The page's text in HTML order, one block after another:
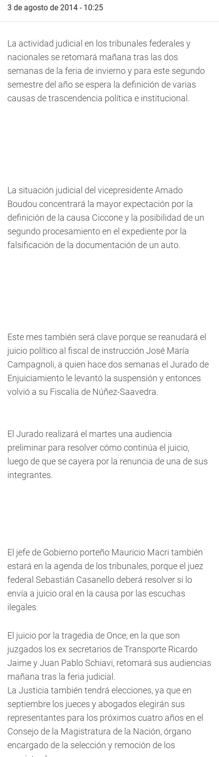
3 de agosto de 2014 - 10:25
La actividad judicial en los tribunales federales y
nacionales se retomará mañana tras las dos
semanas de la feria de invierno y para este segundo
semestre del año se espera la definición de varias
causas de trascendencia política e institucional.
La situación judicial del vicepresidente Amado
Boudou concentrará la mayor expectación por la
definición de la causa Ciccone y la posibilidad de un
segundo procesamiento en el expediente por la
falsificación de la documentación de un auto.
Este mes también será clave porque se reanudará el
juicio político al fiscal de instrucción José María
Campagnoli, a quien hace dos semanas el Jurado de
Enjuiciamiento le levantó la suspensión y entonces
volvió a su Fiscalía de Núñez-Saavedra.
El Jurado realizará el martes una audiencia
preliminar para resolver cómo continúa el juicio,
luego de que se cayera por la renuncia de una de sus
integrantes.
El jefe de Gobierno porteño Mauricio Macri también
estará en la agenda de los tribunales, porque el juez
federal Sebastián Casanello deberá resolver si lo
envía a juicio oral en la causa por las escuchas
ilegales.
El juicio por la tragedia de Once, en la que son
juzgados los ex secretarios de Transporte Ricardo
Jaime y Juan Pablo Schiavi, retomará sus audiencias
mañana tras la feria judicial.
La Justicia también tendrá elecciones, ya que en
septiembre los jueces y abogados elegirán sus
representantes para los próximos cuatro años en el
Consejo de la Magistratura de la Nación, órgano
encargado de la selección y remoción de los